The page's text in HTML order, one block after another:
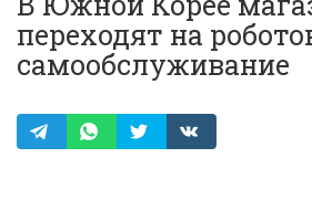
переходят на
самообслуживание